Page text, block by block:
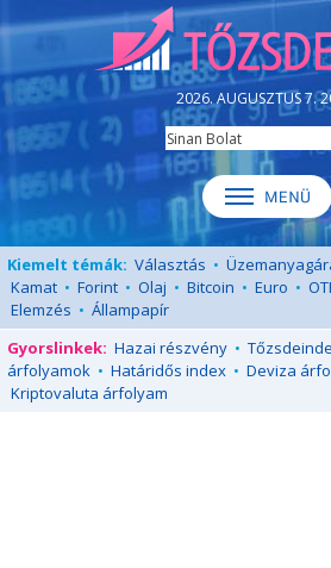
2026. AUGUSZTUS 7.
Kiemelt témák: Választás •
Kamat • Forint • Olaj • Bitcoin • Euro •
Elemzés • Állampapír
Gyorslinkek: Hazai részvény •
árfolyamok • Határidős index • Deviza
Kriptovaluta árfolyam